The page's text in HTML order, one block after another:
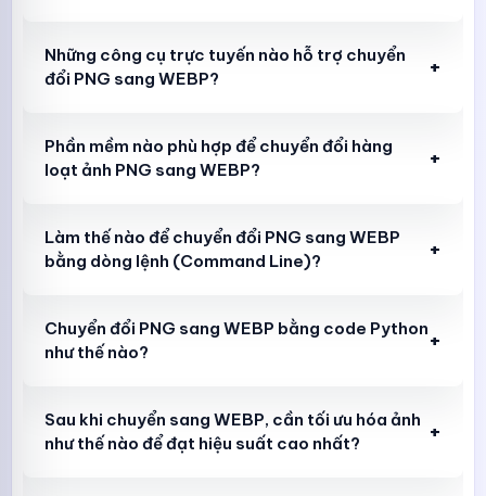
Những công cụ trực tuyến nào hỗ trợ chuyển
đổi PNG sang WEBP?
+
Phần mềm nào phù hợp để chuyển đổi hàng
loạt ảnh PNG sang WEBP?
+
Làm thế nào để chuyển đổi PNG sang WEBP
bằng dòng lệnh (Command Line)?
+
Chuyển đổi PNG sang WEBP bằng code Python
như thế nào?
+
Sau khi chuyển sang WEBP, cần tối ưu hóa ảnh
như thế nào để đạt hiệu suất cao nhất?
+